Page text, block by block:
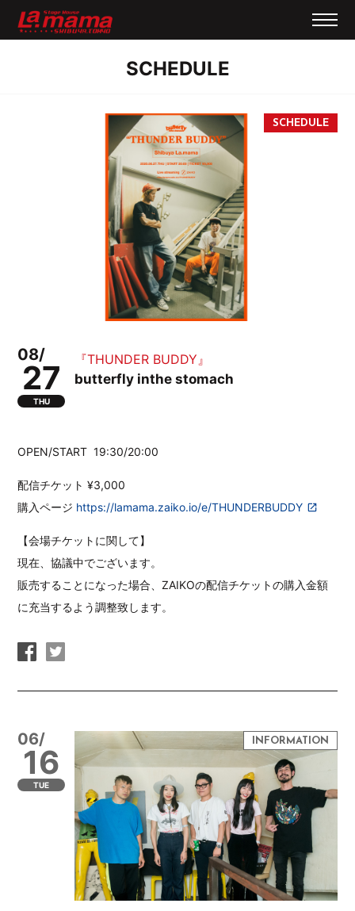
SCHEDULE
08/
27
THU
『THUNDER BUDDY』
butterfly inthe stomach
OPEN/START 19:30/20:00
配信チケット ¥3,000
購入ページ https://lamama.zaiko.io/e/THUNDERBUDDY
【会場チケットに関して】
現在、協議中でございます。
販売することになった場合、ZAIKOの配信チケットの購入金額
に充当するよう調整致します。
06/
16
TUE